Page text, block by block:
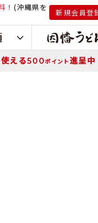
！ (沖縄県を
新規会員登
える500ポイント進呈中